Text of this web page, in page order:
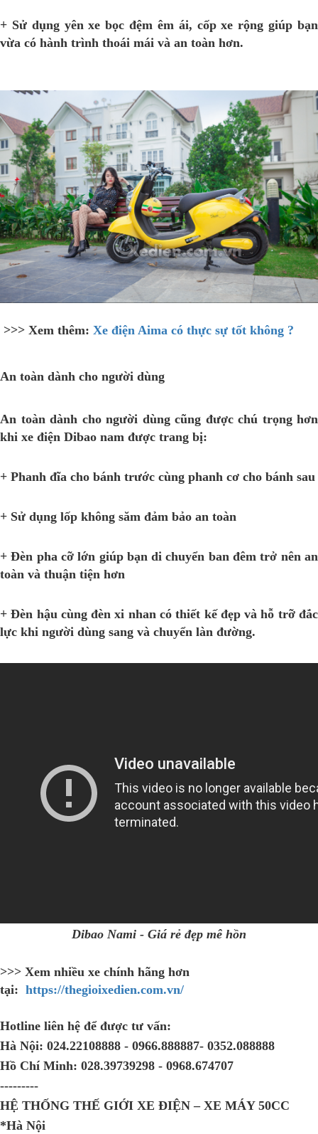
+ Sử dụng yên xe bọc đệm êm ái, cốp xe rộng giúp bạn
vừa có hành trình thoái mái và an toàn hơn.
>>> Xem thêm: Xe điện Aima có thực sự tốt không ?
An toàn dành cho người dùng
An toàn dành cho người dùng cũng được chú trọng hơn
khi xe điện Dibao nam được trang bị:
+ Phanh đĩa cho bánh trước cùng phanh cơ cho bánh sau
+ Sử dụng lốp không săm đảm bảo an toàn
+ Đèn pha cỡ lớn giúp bạn di chuyển ban đêm trở nên an
toàn và thuận tiện hơn
+ Đèn hậu cùng đèn xi nhan có thiết kế đẹp và hỗ trỡ đắc
lực khi người dùng sang và chuyển làn đường.
Dibao Nami - Giá rẻ đẹp mê hồn
>>> Xem nhiều xe chính hãng hơn
tại: https://thegioixedien.com.vn/
Hotline liên hệ để được tư vấn:
Hà Nội: 024.22108888 - 0966.888887- 0352.088888
Hồ Chí Minh: 028.39739298 - 0968.674707
---------
HỆ THỐNG THẾ GIỚI XE ĐIỆN – XE MÁY 50CC
*Hà Nội